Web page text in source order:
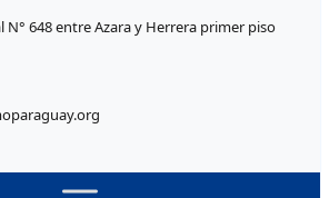
N° 648 entre Azara y Herrera primer piso